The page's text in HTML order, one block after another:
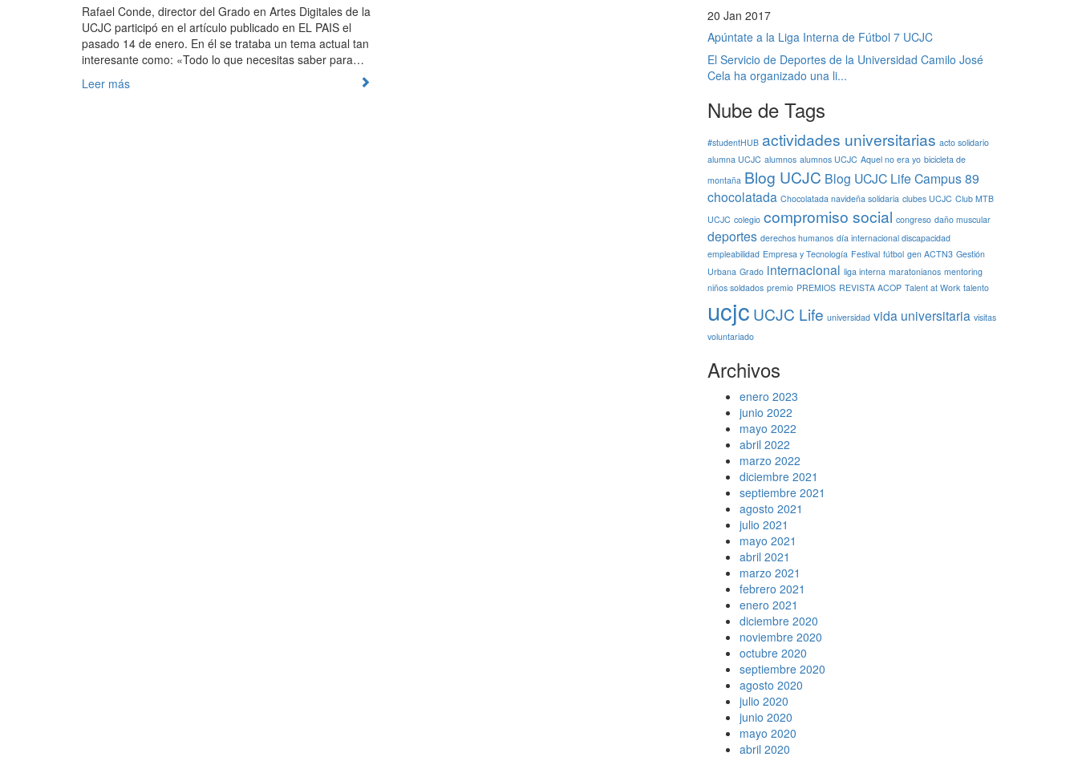
Rafael Conde, director del Grado en Artes Digitales de la
UCJC participó en el artículo publicado en EL PAIS el
pasado 14 de enero. En él se trataba un tema actual tan
interesante como: «Todo lo que necesitas saber para…
Leer más
20 Jan 2017
Apúntate a la Liga Interna de Fútbol 7 UCJC
El Servicio de Deportes de la Universidad Camilo José
Cela ha organizado una li...
Nube de Tags
#studentHUB actividades universitarias acto solidario
alumna UCJC alumnos alumnos UCJC Aquel no era yo bicicleta de
montaña Blog UCJC Blog UCJC Life Campus 89
chocolatada Chocolatada navideña solidaria clubes UCJC Club MTB
UCJC colegio compromiso social congreso daño muscular
deportes derechos humanos día internacional discapacidad
empleabilidad Empresa y Tecnología Festival fútbol gen ACTN3 Gestión
Urbana Grado internacional liga interna maratonianos mentoring
niños soldados premio PREMIOS REVISTA ACOP Talent at Work talento
ucjc UCJC Life universidad vida universitaria visitas
voluntariado
Archivos
enero 2023
junio 2022
mayo 2022
abril 2022
marzo 2022
diciembre 2021
septiembre 2021
agosto 2021
julio 2021
mayo 2021
abril 2021
marzo 2021
febrero 2021
enero 2021
diciembre 2020
noviembre 2020
octubre 2020
septiembre 2020
agosto 2020
julio 2020
junio 2020
mayo 2020
abril 2020